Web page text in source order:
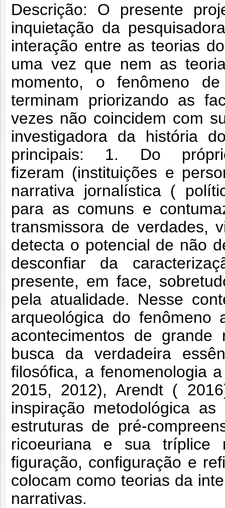
Descrição: O presente
inquietação da
interação entre as teorias
uma vez que nem as
momento, o fenômeno
terminam priorizando as
vezes não coincidem com
investigadora da história
principais: 1. Do
fizeram (instituições e
narrativa jornalística (
para as comuns e
transmissora de verdades,
detecta o potencial de não
desconfiar da
presente, em face,
pela atualidade. Nesse
arqueológica do
acontecimentos de
busca da verdadeira
filosófica, a fenomenologia
2015, 2012), Arendt (
inspiração metodológica
estruturas de pré-
ricoeuriana e sua tríplice
figuração, configuração e
colocam como teorias da
narrativas.